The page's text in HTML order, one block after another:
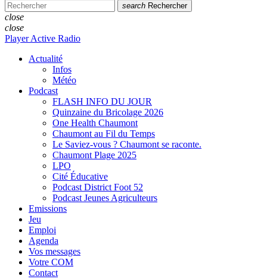
search Rechercher
close
close
Player Active Radio
Actualité
Infos
Météo
Podcast
FLASH INFO DU JOUR
Quinzaine du Bricolage 2026
One Health Chaumont
Chaumont au Fil du Temps
Le Saviez-vous ? Chaumont se raconte.
Chaumont Plage 2025
LPO
Cité Éducative
Podcast District Foot 52
Podcast Jeunes Agriculteurs
Emissions
Jeu
Emploi
Agenda
Vos messages
Votre COM
Contact